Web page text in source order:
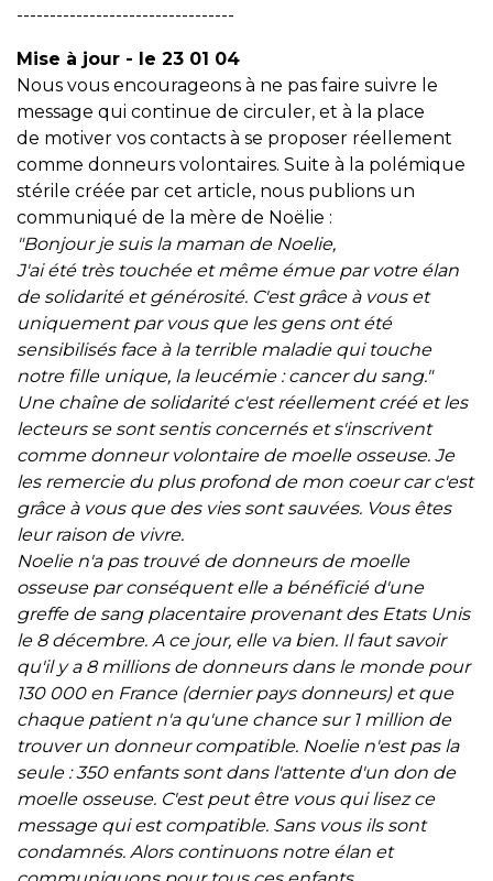
---------------------------------
Mise à jour - le 23 01 04
Nous vous encourageons à ne pas faire suivre le
message qui continue de circuler, et à la place
de motiver vos contacts à se proposer réellement
comme donneurs volontaires. Suite à la polémique
stérile créée par cet article, nous publions un
communiqué de la mère de Noëlie :
"Bonjour je suis la maman de Noelie,
J'ai été très touchée et même émue par votre élan
de solidarité et générosité. C'est grâce à vous et
uniquement par vous que les gens ont été
sensibilisés face à la terrible maladie qui touche
notre fille unique, la leucémie : cancer du sang."
Une chaîne de solidarité c'est réellement créé et les
lecteurs se sont sentis concernés et s'inscrivent
comme donneur volontaire de moelle osseuse. Je
les remercie du plus profond de mon coeur car c'est
grâce à vous que des vies sont sauvées. Vous êtes
leur raison de vivre.
Noelie n'a pas trouvé de donneurs de moelle
osseuse par conséquent elle a bénéficié d'une
greffe de sang placentaire provenant des Etats Unis
le 8 décembre. A ce jour, elle va bien. Il faut savoir
qu'il y a 8 millions de donneurs dans le monde pour
130 000 en France (dernier pays donneurs) et que
chaque patient n'a qu'une chance sur 1 million de
trouver un donneur compatible. Noelie n'est pas la
seule : 350 enfants sont dans l'attente d'un don de
moelle osseuse. C'est peut être vous qui lisez ce
message qui est compatible. Sans vous ils sont
condamnés. Alors continuons notre élan et